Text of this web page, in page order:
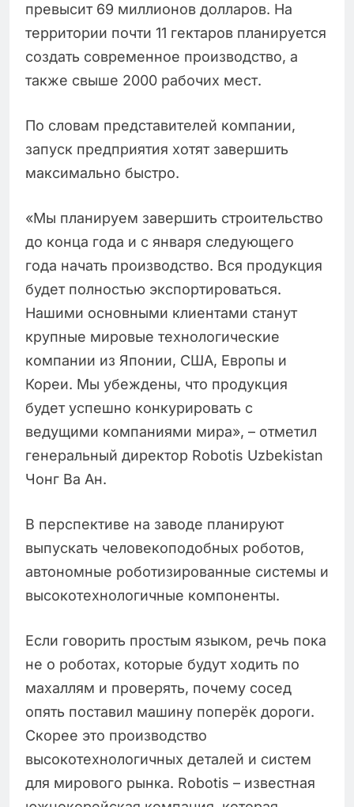
превысит 69 миллионов долларов. На
территории почти 11 гектаров планируется
создать современное производство, а
также свыше 2000 рабочих мест.
По словам представителей компании,
запуск предприятия хотят завершить
максимально быстро.
«Мы планируем завершить строительство
до конца года и с января следующего
года начать производство. Вся продукция
будет полностью экспортироваться.
Нашими основными клиентами станут
крупные мировые технологические
компании из Японии, США, Европы и
Кореи. Мы убеждены, что продукция
будет успешно конкурировать с
ведущими компаниями мира», – отметил
генеральный директор Robotis Uzbekistan
Чонг Ва Ан.
В перспективе на заводе планируют
выпускать человекоподобных роботов,
автономные роботизированные системы и
высокотехнологичные компоненты.
Если говорить простым языком, речь пока
не о роботах, которые будут ходить по
махаллям и проверять, почему сосед
опять поставил машину поперёк дороги.
Скорее это производство
высокотехнологичных деталей и систем
для мирового рынка. Robotis – известная